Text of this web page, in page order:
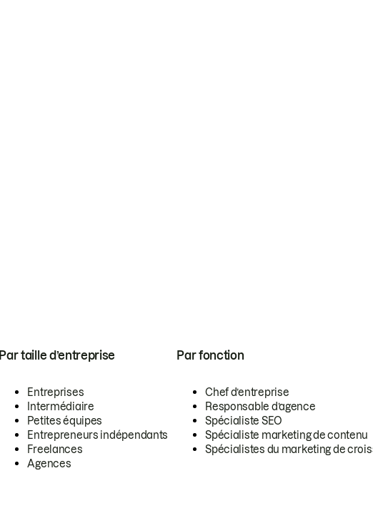
Par taille d’entreprise
Entreprises
Intermédiaire
Petites équipes
Entrepreneurs indépendants
Freelances
Agences
Par fonction
Chef d’entreprise
Responsable d’agence
Spécialiste SEO
Spécialiste marketing de contenu
Spécialistes du marketing de